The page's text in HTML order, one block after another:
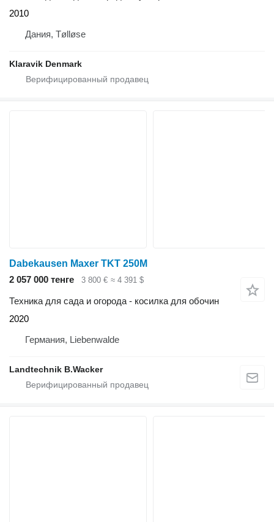
2010
Дания, Tølløse
Klaravik Denmark
Dabekausen Maxer TKT 250M
2 057 000 тенге
3 800 € ≈ 4 391 $
Техника для сада и огорода - косилка для обочин
2020
Германия, Liebenwalde
Landtechnik B.Wacker